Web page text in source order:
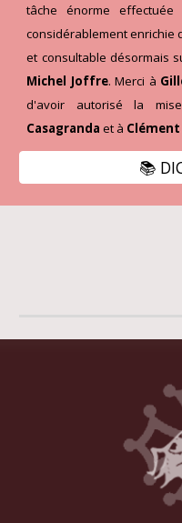
tâche énorme effectuée
considérablement enrichie
et consultable désormais
Michel Joffre. Merci à
d'avoir autorisé la
Casagranda et à
📚